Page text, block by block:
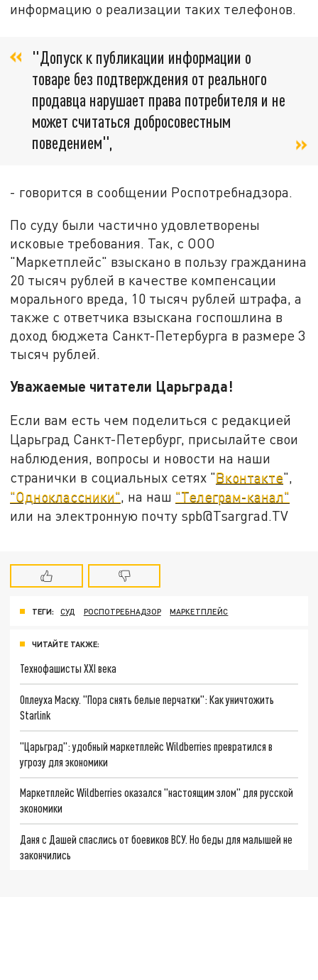
информацию о реализации таких телефонов.
"Допуск к публикации информации о
товаре без подтверждения от реального
продавца нарушает права потребителя и не
может считаться добросовестным
поведением",
- говорится в сообщении Роспотребнадзора.
По суду были частично удовлетворены
исковые требования. Так, с ООО
"Маркетплейс" взыскано в пользу гражданина
20 тысяч рублей в качестве компенсации
морального вреда, 10 тысяч рублей штрафа, а
также с ответчика взыскана госпошлина в
доход бюджета Санкт-Петербурга в размере 3
тысяч рублей.
Уважаемые читатели Царьграда!
Если вам есть чем поделиться с редакцией
Царьград Санкт-Петербург, присылайте свои
наблюдения, вопросы и новости на наши
странички в социальных сетях "Вконтакте",
"Одноклассники", на наш "Телеграм-канал"
или на электронную почту spb@Tsargrad.TV
ТЕГИ: СУД РОСПОТРЕБНАДЗОР МАРКЕТПЛЕЙС
ЧИТАЙТЕ ТАКЖЕ:
Технофашисты XXI века
Оплеуха Маску. "Пора снять белые перчатки": Как уничтожить
Starlink
"Царьград": удобный маркетплейс Wildberries превратился в
угрозу для экономики
Маркетплейс Wildberries оказался "настоящим злом" для русской
экономики
Даня с Дашей спаслись от боевиков ВСУ. Но беды для малышей не
закончились